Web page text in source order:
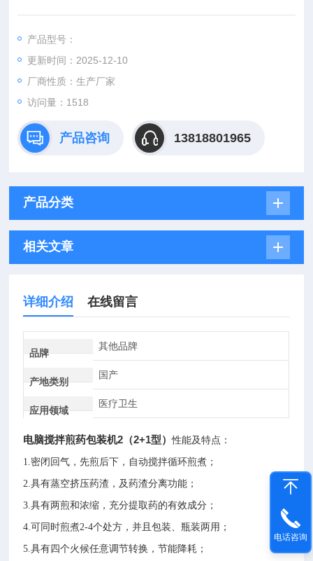
1.密闭回气，先煎后下，自动搅拌循环煎煮；
2.具有蒸空挤压药渣，及药渣分离功能；
3.具有两煎和浓缩，充分提取药的有效成分；
5.具有四个火候任意调节转换，节能降耗；
产品型号：
更新时间：2025-12-10
厂商性质：生产厂家
访问量：1518
产品咨询 13818801965
产品分类
相关文章
详细介绍 在线留言
品牌
其他品牌
产地类别
国产
应用领域
医疗卫生
电脑搅拌煎药包装机2（2+1型）性能及特点：
1.密闭回气，先煎后下，自动搅拌循环煎煮；
2.具有蒸空挤压药渣，及药渣分离功能；
3.具有两煎和浓缩，充分提取药的有效成分；
4.可同时煎煮2-4个处方，并且包装、瓶装两用；
5.具有四个火候任意调节转换，节能降耗；
电话咨询